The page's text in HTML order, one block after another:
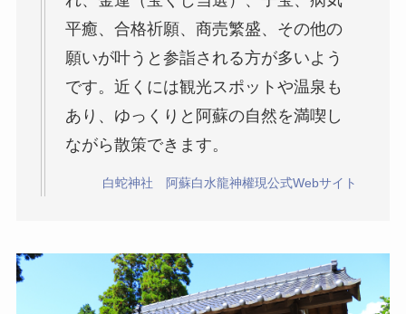
平癒、合格祈願、商売繁盛、その他の
願いが叶うと参詣される方が多いよう
です。近くには観光スポットや温泉も
あり、ゆっくりと阿蘇の自然を満喫し
ながら散策できます。
白蛇神社 阿蘇白水龍神權現公式Webサイト